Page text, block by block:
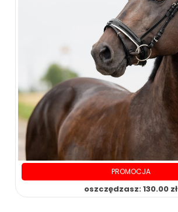
PROMOCJA
oszczędzasz: 130.00 zł